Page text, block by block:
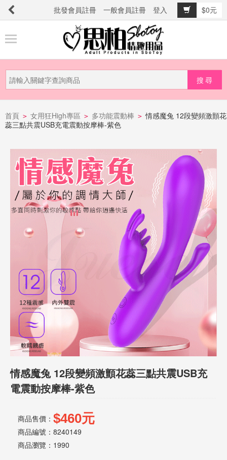
批發會員註冊 一般會員註冊 登入
$0元
品
新
品
上
詐
騙
說
明
首頁 > 女用狂High專區 > 多功能震動棒 > 情感魔兔 12段變頻激顫花
蕊三點共震USB充電震動按摩棒-紫色
情感魔兔 12段變頻激顫花蕊三點共震USB充
電震動按摩棒-紫色
商品售價： $460元
商品編號：8240149
商品瀏覽： 1990